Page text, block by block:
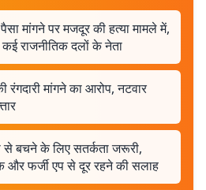
मांगने पर मजदूर की हत्या मामले में,
कई राजनीतिक दलों के नेता
मांगने का आरोप, नटवार
से बचने के लिए सतर्कता जरूरी,
और फर्जी एप से दूर रहने की सलाह